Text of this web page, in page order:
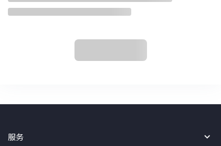
服务